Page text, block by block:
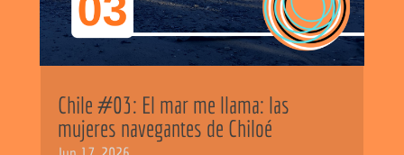
Chile #03: El mar me llama: las
mujeres navegantes de Chiloé